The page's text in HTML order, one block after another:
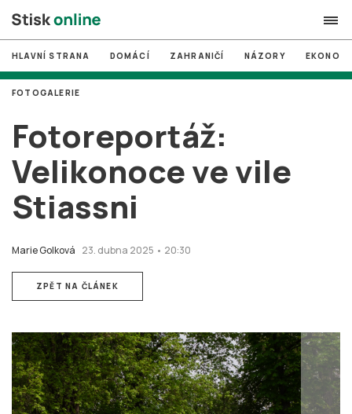
search
# MUNI
# Brno
# volby
login PŘIHLÁSIT SE
HLAVNÍ STRANA DOMÁCÍ ZAHRANIČÍ NÁZORY
Fotoreportáž:
Velikonoce ve vile
Stiassni
Marie Golková 23. dubna 2025 • 20:30
FOTOGALERIE
ZPĚT NA ČLÁNEK